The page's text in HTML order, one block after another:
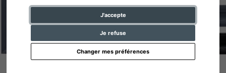
J'accepte
Je refuse
Changer mes préférences